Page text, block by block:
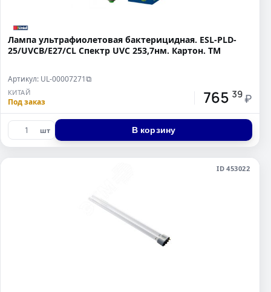
Лампа ультрафиолетовая бактерицидная. ESL-PLD-
25/UVCB/E27/CL Спектр UVC 253,7нм. Картон. ТМ
Артикул: UL-00007271⧉
КИТАЙ
Под заказ 765 39 ₽
шт В корзину
ID 453022